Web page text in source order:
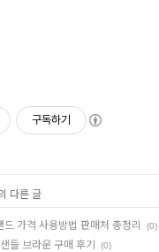
구독하기
다른 글
가격 사용방법 판매처 총정리 (0)
들 브라운 구매 후기 (0)